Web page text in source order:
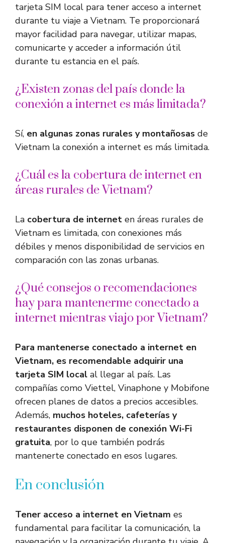
tarjeta SIM local para tener acceso a internet
durante tu viaje a Vietnam. Te proporcionará
mayor facilidad para navegar, utilizar mapas,
comunicarte y acceder a información útil
durante tu estancia en el país.
¿Existen zonas del país donde la
conexión a internet es más limitada?
Sí, en algunas zonas rurales y montañosas de
Vietnam la conexión a internet es más limitada.
¿Cuál es la cobertura de internet en
áreas rurales de Vietnam?
La cobertura de internet en áreas rurales de
Vietnam es limitada, con conexiones más
débiles y menos disponibilidad de servicios en
comparación con las zonas urbanas.
¿Qué consejos o recomendaciones
hay para mantenerme conectado a
internet mientras viajo por Vietnam?
Para mantenerse conectado a internet en
Vietnam, es recomendable adquirir una
tarjeta SIM local al llegar al país. Las
compañías como Viettel, Vinaphone y Mobifone
ofrecen planes de datos a precios accesibles.
Además, muchos hoteles, cafeterías y
restaurantes disponen de conexión Wi-Fi
gratuita, por lo que también podrás
mantenerte conectado en esos lugares.
En conclusión
Tener acceso a internet en Vietnam es
fundamental para facilitar la comunicación, la